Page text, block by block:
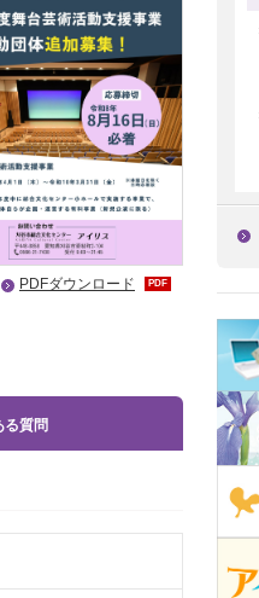
PDFダウンロード PDF
る質問